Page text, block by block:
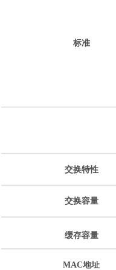
标准
交换特性
交换容量
缓存容量
MAC地址